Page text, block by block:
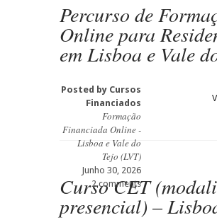
Percurso de
Online para
em Lisboa e Vale
Posted by Cursos
Financiados
Formação
Financiada Online -
Lisboa e Vale do
Tejo (LVT)
Junho 30, 2026
2 comments
Curso CET
presencial) –